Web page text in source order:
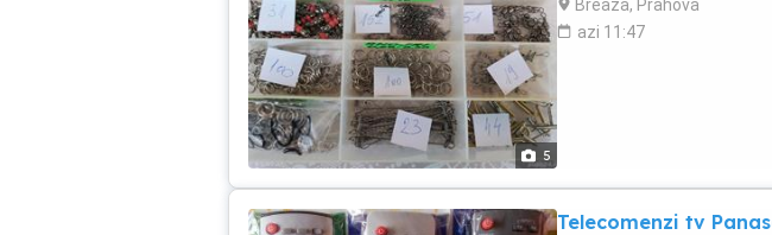
5
Breaza, Prahova
azi 11:47
Telecomenzi tv